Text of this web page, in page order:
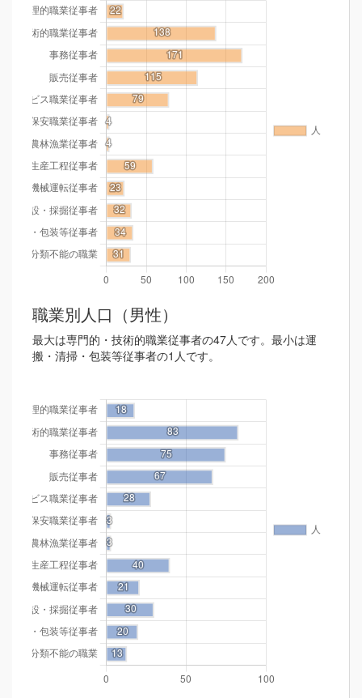
職業別人口（男性）
最大は専門的・技術的職業従事者の47人です。最小は運
搬・清掃・包装等従事者の1人です。